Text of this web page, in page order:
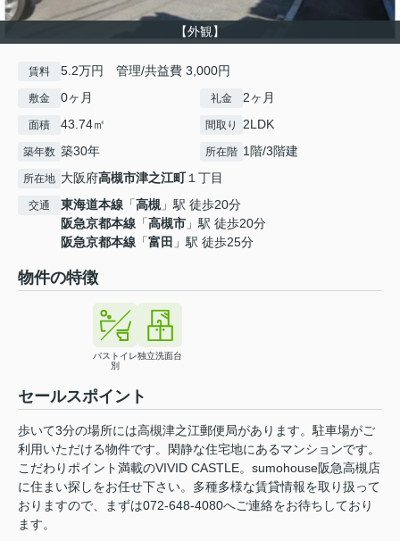
【外観】
賃料 5.2万円 管理/共益費 3,000円
敷金 0ヶ月 礼金 2ヶ月
面積 43.74㎡ 間取り 2LDK
築年数 築30年 所在階 1階/3階建
所在地 大阪府高槻市津之江町１丁目
交通 東海道本線 「高槻 」駅 徒歩20分
阪急京都本線 「高槻市 」駅 徒歩20分
阪急京都本線 「富田 」駅 徒歩25分
物件の特徴
バストイレ
別
独立洗面台
セールスポイント
歩いて3分の場所には高槻津之江郵便局があります。駐車場がご
利用いただける物件です。閑静な住宅地にあるマンションです。
こだわりポイント満載のVIVID CASTLE。sumohouse阪急高槻店
に住まい探しをお任せ下さい。多種多様な賃貸情報を取り扱って
おりますので、まずは072-648-4080へご連絡をお待ちしており
ます。